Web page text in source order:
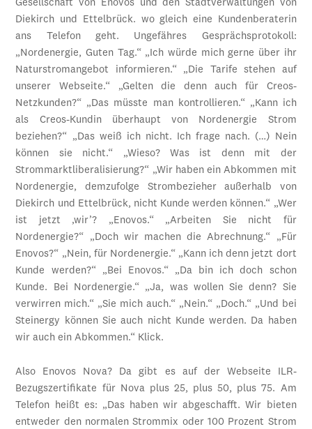
Gesellschaft von Enovos und den Stadtverwaltungen von
Diekirch und Ettelbrück. wo gleich eine Kundenberaterin
ans Telefon geht. Ungefähres Gesprächsprotokoll:
„Nordenergie, Guten Tag.“ „Ich würde mich gerne über ihr
Naturstromangebot informieren.“ „Die Tarife stehen auf
unserer Webseite.“ „Gelten die denn auch für Creos-
Netzkunden?“ „Das müsste man kontrollieren.“ „Kann ich
als Creos-Kundin überhaupt von Nordenergie Strom
beziehen?“ „Das weiß ich nicht. Ich frage nach. (…) Nein
können sie nicht.“ „Wieso? Was ist denn mit der
Strommarktliberalisierung?“ „Wir haben ein Abkommen mit
Nordenergie, demzufolge Strombezieher außerhalb von
Diekirch und Ettelbrück, nicht Kunde werden können.“ „Wer
ist jetzt ‚wir’? „Enovos.“ „Arbeiten Sie nicht für
Nordenergie?“ „Doch wir machen die Abrechnung.“ „Für
Enovos?“ „Nein, für Nordenergie.“ „Kann ich denn jetzt dort
Kunde werden?“ „Bei Enovos.“ „Da bin ich doch schon
Kunde. Bei Nordenergie.“ „Ja, was wollen Sie denn? Sie
verwirren mich.“ „Sie mich auch.“ „Nein.“ „Doch.“ „Und bei
Steinergy können Sie auch nicht Kunde werden. Da haben
wir auch ein Abkommen.“ Klick.
Also Enovos Nova? Da gibt es auf der Webseite ILR-
Bezugszertifikate für Nova plus 25, plus 50, plus 75. Am
Telefon heißt es: „Das haben wir abgeschafft. Wir bieten
entweder den normalen Strommix oder 100 Prozent Strom